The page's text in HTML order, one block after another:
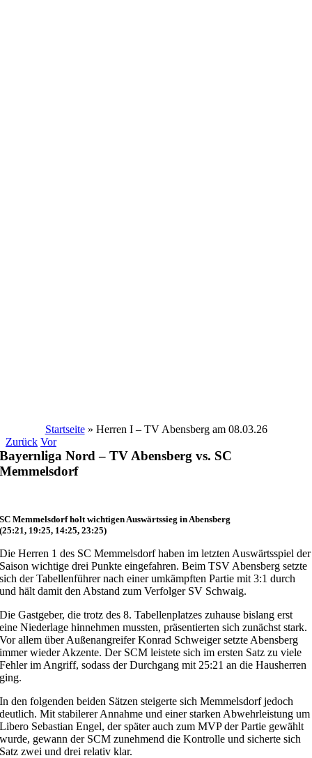
Startseite» Herren I – TV Abensberg am 08.03.26
Zurück Vor
Bayernliga Nord – TV Abensberg vs. SC
Memmelsdorf
SC Memmelsdorf holt wichtigen Auswärtssieg in Abensberg
(25:21, 19:25, 14:25, 23:25)
Die Herren 1 des SC Memmelsdorf haben im letzten Auswärtsspiel der
Saison wichtige drei Punkte eingefahren. Beim TSV Abensberg setzte
sich der Tabellenführer nach einer umkämpften Partie mit 3:1 durch
und hält damit den Abstand zum Verfolger SV Schwaig.
Die Gastgeber, die trotz des 8. Tabellenplatzes zuhause bislang erst
eine Niederlage hinnehmen mussten, präsentierten sich zunächst stark.
Vor allem über Außenangreifer Konrad Schweiger setzte Abensberg
immer wieder Akzente. Der SCM leistete sich im ersten Satz zu viele
Fehler im Angriff, sodass der Durchgang mit 25:21 an die Hausherren
ging.
In den folgenden beiden Sätzen steigerte sich Memmelsdorf jedoch
deutlich. Mit stabilerer Annahme und einer starken Abwehrleistung um
Libero Sebastian Engel, der später auch zum MVP der Partie gewählt
wurde, gewann der SCM zunehmend die Kontrolle und sicherte sich
Satz zwei und drei relativ klar.